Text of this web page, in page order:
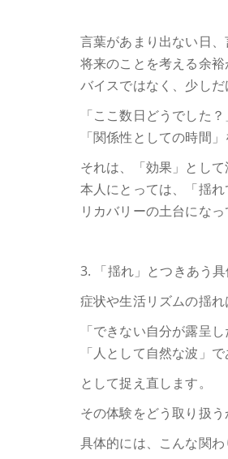
言葉があまり出ない日
将来のことを考える余
バイスではなく、少し
「ここ数日どうでした
「関係性としての時間
それは、「効果」として
本人にとっては、「揺れ
リカバリーの土台になっ
3. 「揺れ」とつきあう
症状や生活リズムの揺
「できない自分が露呈
「人として自然な波」
として捉え直します。
その体験をどう取り扱
具体的には、こんな関わ